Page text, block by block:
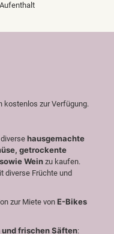
kostenlos zur Verfügung.
hausgemachte
getrockente
Wein zu kaufen.
diverse Früchte und
zur Miete vonE-Bikes
frischen Säften: